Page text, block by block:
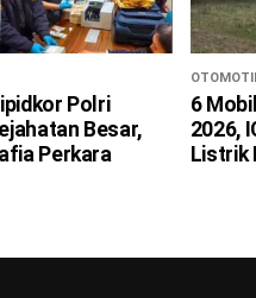
Polri
Besar,
Perkara
6
2026,
Listrik